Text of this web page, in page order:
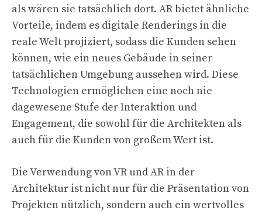
als wären sie tatsächlich dort. AR bietet ähnliche
Vorteile, indem es digitale Renderings in die
reale Welt projiziert, sodass die Kunden sehen
können, wie ein neues Gebäude in seiner
tatsächlichen Umgebung aussehen wird. Diese
Technologien ermöglichen eine noch nie
dagewesene Stufe der Interaktion und
Engagement, die sowohl für die Architekten als
auch für die Kunden von großem Wert ist.
Die Verwendung von VR und AR in der
Architektur ist nicht nur für die Präsentation von
Projekten nützlich, sondern auch ein wertvolles